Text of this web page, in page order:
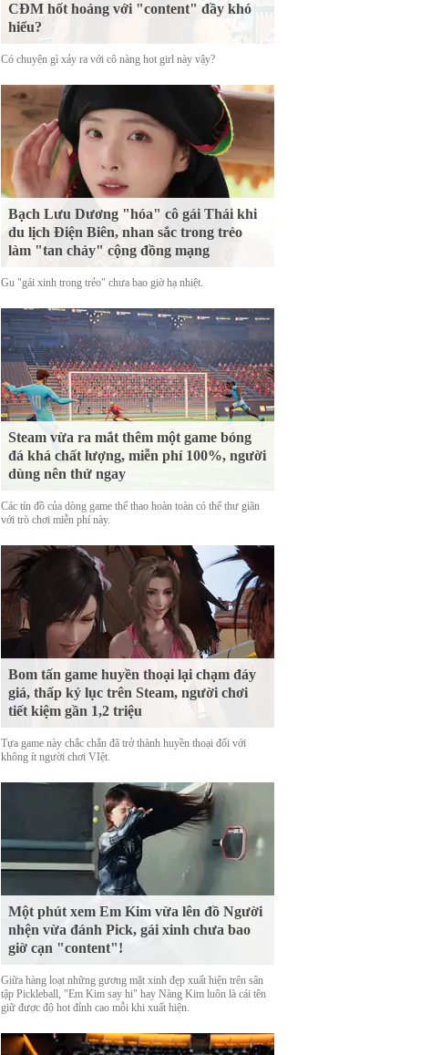
CĐM hốt hoảng với "content" đầy khó
hiểu?
Có chuyện gì xảy ra với cô nàng hot girl này vậy?
Bạch Lưu Dương "hóa" cô gái Thái khi
du lịch Điện Biên, nhan sắc trong trẻo
làm "tan chảy" cộng đồng mạng
Gu "gái xinh trong trẻo" chưa bao giờ hạ nhiệt.
Steam vừa ra mắt thêm một game bóng
đá khá chất lượng, miễn phí 100%, người
dùng nên thử ngay
Các tín đồ của dòng game thể thao hoàn toàn có thể thư giãn
với trò chơi miễn phí này.
Bom tấn game huyền thoại lại chạm đáy
giá, thấp kỷ lục trên Steam, người chơi
tiết kiệm gần 1,2 triệu
Tựa game này chắc chắn đã trở thành huyền thoại đối với
không ít người chơi VIệt.
Một phút xem Em Kim vừa lên đồ Người
nhện vừa đánh Pick, gái xinh chưa bao
giờ cạn "content"!
Giữa hàng loạt những gương mặt xinh đẹp xuất hiện trên sân
tập Pickleball, "Em Kim say hi" hay Nàng Kim luôn là cái tên
giữ được độ hot đỉnh cao mỗi khi xuất hiện.